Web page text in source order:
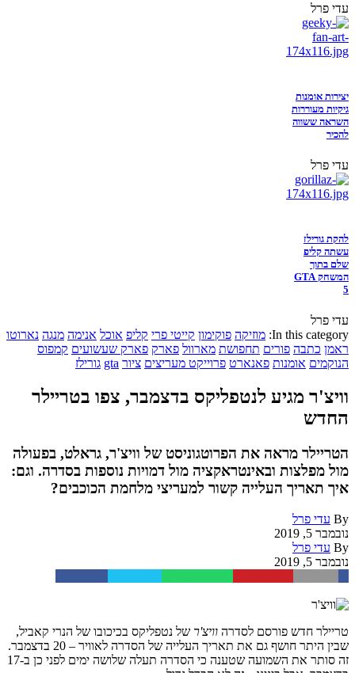
עדי פרל
יצירות אומנות
גיקיות מעוררות
השראה ששווה
להכיר
עדי פרל
להקת גורילז
עשתה קליפ
שלם בתוך
המשחק GTA
5
עדי פרל
In this category: מוזיקה פוקימון קייטי פרי קליפ אוכל אנימה מנגה נארוטו
ראמן כתבה פורים תחפושת מארוול פארק פארק שעשועים קמפוס
הנוקמים אומנות פאנארט פרוייקט מעריצים ציור gta גורילז
וויצ'ר מגיע לנטפליקס בדצמבר, צפו בטריילר
החדש
הטריילר מראה את הפרוטגוניסט של וויצ'ר, גראלט, בפעולה
מול מפלצות ובאינטראקציה מול דמויות נוספות בסדרה. וגם:
איך תאריך העלייה קשור למעריצי מלחמת הכוכבים?
By עדי פרל
נובמבר 5, 2019
By עדי פרל
נובמבר 5, 2019
טריילר חדש פורסם לסדרה וויצ'ר של נטפליקס בכיכובו של הנרי קאביל,
שבין היתר חושף גם את תאריך העלייה של הסדרה לאוויר – 20 בדצמבר.
זה סותר את השמועה שטענה כי הסדרה תעלה שלושה ימים לפני כן ב-17